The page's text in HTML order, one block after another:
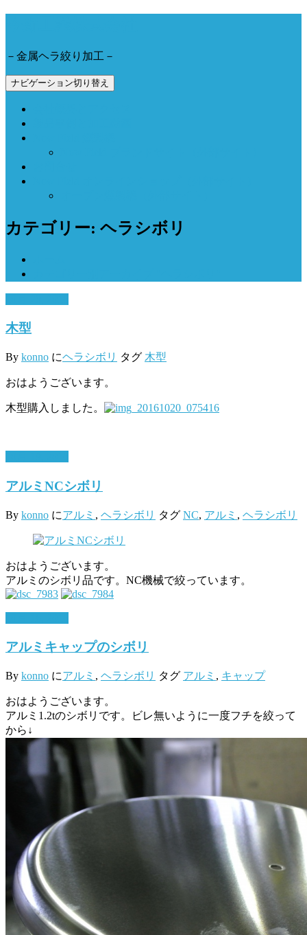
－金属ヘラ絞り加工－
ナビゲーション切り替え
カテゴリー: ヘラシボリ
木型
By konno にヘラシボリ タグ 木型
おはようございます。
木型購入しました。
アルミNCシボリ
By konno にアルミ , ヘラシボリ タグ NC, アルミ , ヘラシボリ
おはようございます。
アルミのシボリ品です。NC機械で絞っています。
アルミキャップのシボリ
By konno にアルミ , ヘラシボリ タグ アルミ , キャップ
おはようございます。
アルミ1.2tのシボリです。ビレ無いように一度フチを絞って
から↓